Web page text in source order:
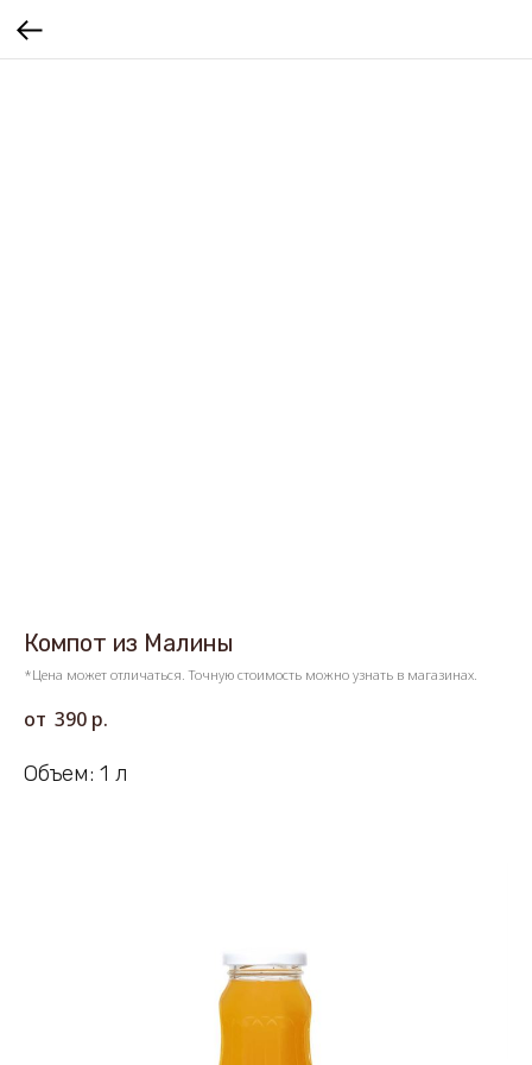
Компот из Малины
*Цена может отличаться. Точную стоимость можно узнать в магазинах.
390 р.
Объем: 1 л